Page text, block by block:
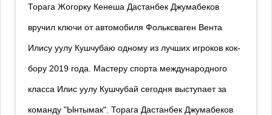
Торага Жогорку Кенеша Дастанбек Джумабеков
вручил ключи от автомобиля Фольксваген Вента
Илису уулу Кушчубаю одному из лучших игроков кок-
бору 2019 года. Мастеру спорта международного
класса Илис уулу Кушчубай сегодня выступает за
команду "Ынтымак". Торага Дастанбек Джумабеков